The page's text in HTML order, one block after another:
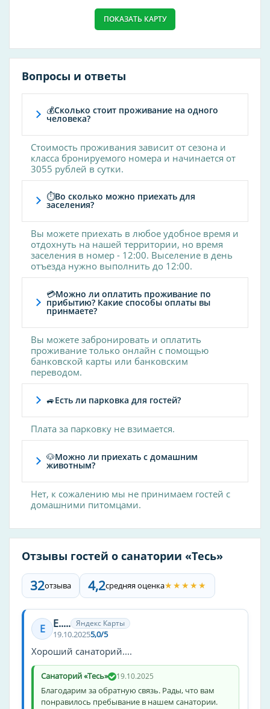
Услуги общие
можете насладиться природой, пообщаться и
отдохнуть душой. Организаторы досуга
проводят экскурсии, спортивные
мероприятия, концерты, развлекательные
конкурсы. Вы можете поиграть в бильярд,
настольный теннис, футбол, баскетбол.
Зимой можно покататься на лыжах в
коньки. Для вас сауна, караоке-клуб,
библиотека, кафе. Дополнительно для детей
игровые комнаты в корпусах,
Wi-Fi
Wi-Fi на территории
Пляж
Бассейн
Парковка
Ресторан
Терраса
Сад
Детский клуб
Спортивные мероприятия
бассейн
баскетбол
волейбол
футбол
Другие услуги
пляж
кафе
прачечная
spa
бассейн
теннисный корт
массаж
настольный теннис
уборка
ПОКАЗАТЬ КАРТУ
Вопросы и ответы
💰Сколько стоит проживание на одного
человека?
Стоимость проживания зависит от сезона и
класса бронируемого номера и начинается от
3055 рублей в сутки.
⏱Во сколько можно приехать для
заселения?
Вы можете приехать в любое удобное время и
отдохнуть на нашей территории, но время
заселения в номер - 12:00. Выселение в день
отъезда нужно выполнить до 12:00.
💳Можно ли оплатить проживание по
прибытию? Какие способы оплаты вы
принмаете?
Вы можете забронировать и оплатить
проживание только онлайн с помощью
банковской карты или банковским
переводом.
🚙Есть ли парковка для гостей?
Плата за парковку не взимается.
🐶Можно ли приехать с домашним
животным?
Нет, к сожалению мы не принимаем гостей с
домашними питомцами.
Отзывы гостей о санатории «Тесь»
32отзыва 4,2средняя оценка★★★★★
Е Е..... Яндекс Карты
19.10.20255,0/5
Хороший санаторий....
Санаторий «Тесь» 19.10.2025
Благодарим за обратную связь. Рады, что вам
понравилось пребывание в нашем санатории.